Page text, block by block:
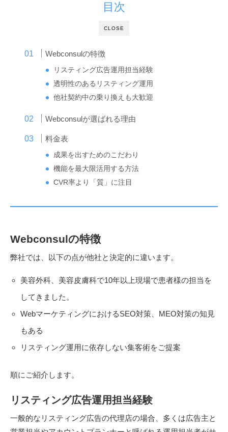
CLOSE
目次
Webconsulの特徴
リスティング広告運用担当経験
透明性のあるリスティング運用
他社契約中の乗り換えも大歓迎
Webconsulが選ばれる理由
料金表
成果を出すためのこだわり
機能を最大限活用する方法
CVR率より「質」に注目
Webconsulの特徴
弊社では、以下の点が他社と決定的に違います。
美容外科、美容皮膚科で10年以上現場で患者様の担当を
してきました。
WebマーケティングにおけるSEO対策、MEO対策の知見
もある
リスティング運用に依存しない集客術をご提案
順にご紹介します。
リスティング広告運用担当経験
一般的なリスティング広告の代理店の場合、多くは広告主と